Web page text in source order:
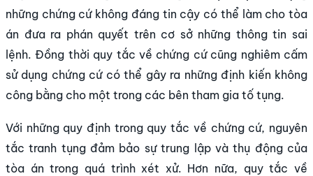
những chứng cứ không đáng tin cậy có thể làm cho tòa
án đưa ra phán quyết trên cơ sở những thông tin sai
lệnh. Đồng thời quy tắc về chứng cứ cũng nghiêm cấm
sử dụng chứng cứ có thể gây ra những định kiến không
công bằng cho một trong các bên tham gia tố tụng.
Với những quy định trong quy tắc về chứng cứ, nguyên
tắc tranh tụng đảm bảo sự trung lập và thụ động của
tòa án trong quá trình xét xử. Hơn nữa, quy tắc về